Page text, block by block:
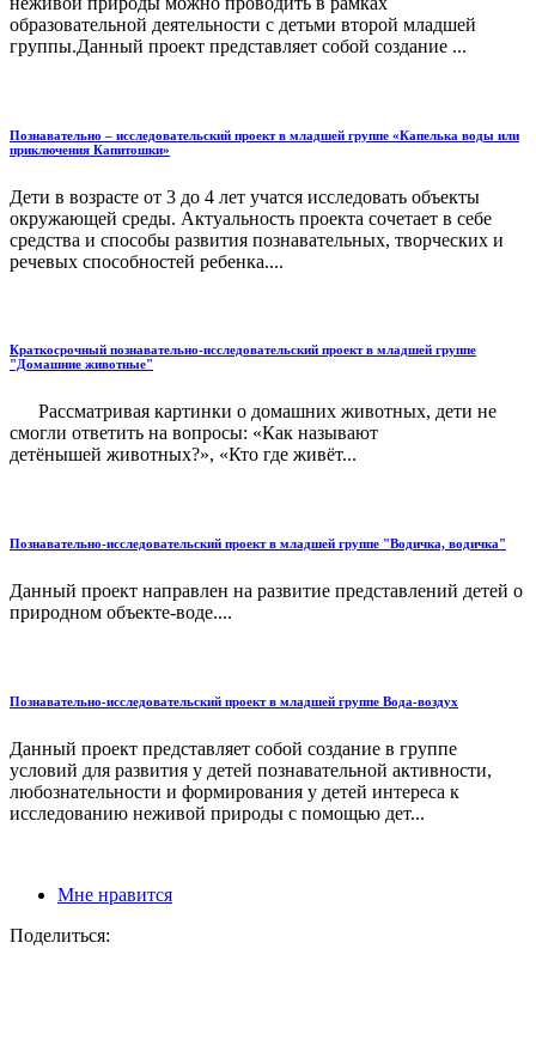
образовательной деятельности с детьми второй младшей
группы.Данный проект представляет собой создание ...
Познавательно – исследовательский проект в младшей группе «Капелька воды или
приключения Капитошки»
Дети в возрасте от 3 до 4 лет учатся исследовать объекты
окружающей среды. Актуальность проекта сочетает в себе
средства и способы развития познавательных, творческих и
речевых способностей ребенка....
Краткосрочный познавательно-исследовательский проект в младшей группе
"Домашние животные"
Рассматривая картинки о домашних животных, дети не
смогли ответить на вопросы: «Как называют
детёнышей животных?», «Кто где живёт...
Познавательно-исследовательский проект в младшей группе "Водичка, водичка"
Данный проект направлен на развитие представлений детей о
природном объекте-воде....
Познавательно-исследовательский проект в младшей группе Вода-воздух
Данный проект представляет собой создание в группе
условий для развития у детей познавательной активности,
любознательности и формирования у детей интереса к
исследованию неживой природы с помощью дет...
Мне нравится
Поделиться: